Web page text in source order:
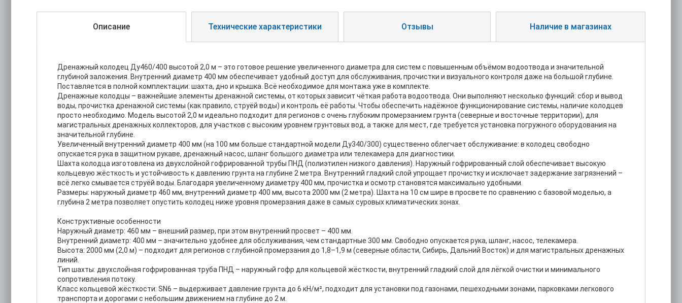
Описание Технические характеристики Отзывы Наличие в магазинах
Дренажный колодец Ду460/400 высотой 2,0 м – это готовое решение увеличенного диаметра для систем с повышенным объёмом водоотвода и значительной
глубиной заложения. Внутренний диаметр 400 мм обеспечивает удобный доступ для обслуживания, прочистки и визуального контроля даже на большой глубине.
Поставляется в полной комплектации: шахта, дно и крышка. Всё необходимое для монтажа уже в комплекте.
Дренажные колодцы – важнейшие элементы дренажной системы, от которых зависит чёткая работа водоотвода. Они выполняют несколько функций: сбор и вывод
воды, прочистка дренажной системы (как правило, струёй воды) и контроль её работы. Чтобы обеспечить надёжное функционирование системы, наличие колодцев
просто необходимо. Модель высотой 2,0 м идеально подходит для регионов с очень глубоким промерзанием грунта (северные и восточные территории), для
магистральных дренажных коллекторов, для участков с высоким уровнем грунтовых вод, а также для мест, где требуется установка погружного оборудования на
значительной глубине.
Увеличенный внутренний диаметр 400 мм (на 100 мм больше стандартной модели Ду340/300) существенно облегчает обслуживание: в колодец свободно
опускается рука в защитном рукаве, дренажный насос, шланг большого диаметра или телекамера для диагностики.
Шахта колодца изготовлена из двухслойной гофрированной трубы ПНД (полиэтилен низкого давления). Наружный гофрированный слой обеспечивает высокую
кольцевую жёсткость и устойчивость к давлению грунта на глубине 2 метра. Внутренний гладкий слой упрощает прочистку и исключает задержание загрязнений –
всё легко смывается струёй воды. Благодаря увеличенному диаметру 400 мм, прочистка и осмотр становятся максимально удобными.
Размеры: наружный диаметр 460 мм, внутренний диаметр 400 мм, высота 2000 мм (2 метра). Шахта на 10 см шире в просвете по сравнению с базовой моделью, а
глубина 2 метра позволяет опустить колодец ниже уровня промерзания даже в самых суровых климатических зонах.
Конструктивные особенности
Наружный диаметр: 460 мм – внешний размер, при этом внутренний просвет – 400 мм.
Внутренний диаметр: 400 мм – значительно удобнее для обслуживания, чем стандартные 300 мм. Свободно опускается рука, шланг, насос, телекамера.
Высота: 2000 мм (2,0 м) – подходит для регионов с глубиной промерзания до 1,8–1,9 м (северные области, Сибирь, Дальний Восток) и для магистральных дренажных
линий.
Тип шахты: двухслойная гофрированная труба ПНД – наружный гофр для кольцевой жёсткости, внутренний гладкий слой для лёгкой очистки и минимального
сопротивления потоку.
Класс кольцевой жёсткости: SN6 – выдерживает давление грунта до 6 кН/м², подходит для установки под газонами, пешеходными зонами, парковками легкового
транспорта и дорогами с небольшим движением на глубине до 2 м.